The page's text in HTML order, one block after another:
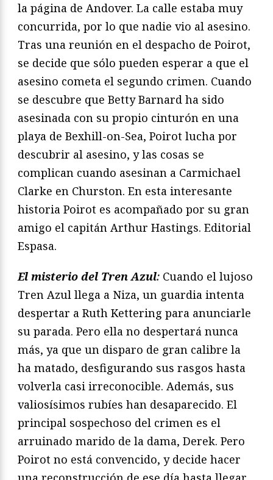
la página de Andover. La calle estaba muy
concurrida, por lo que nadie vio al asesino.
Tras una reunión en el despacho de Poirot,
se decide que sólo pueden esperar a que el
asesino cometa el segundo crimen. Cuando
se descubre que Betty Barnard ha sido
asesinada con su propio cinturón en una
playa de Bexhill-on-Sea, Poirot lucha por
descubrir al asesino, y las cosas se
complican cuando asesinan a Carmichael
Clarke en Churston. En esta interesante
historia Poirot es acompañado por su gran
amigo el capitán Arthur Hastings. Editorial
Espasa.
El misterio del Tren Azul: Cuando el lujoso
Tren Azul llega a Niza, un guardia intenta
despertar a Ruth Kettering para anunciarle
su parada. Pero ella no despertará nunca
más, ya que un disparo de gran calibre la
ha matado, desfigurando sus rasgos hasta
volverla casi irreconocible. Además, sus
valiosísimos rubíes han desaparecido. El
principal sospechoso del crimen es el
arruinado marido de la dama, Derek. Pero
Poirot no está convencido, y decide hacer